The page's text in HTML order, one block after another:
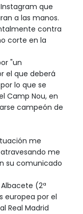
que
a las manos.
contra
corte en la
"un
el que deberá
lo que se
Camp Nou, en
campeón de
me
me
su comunicado
(2ª
europea por el
Real Madrid